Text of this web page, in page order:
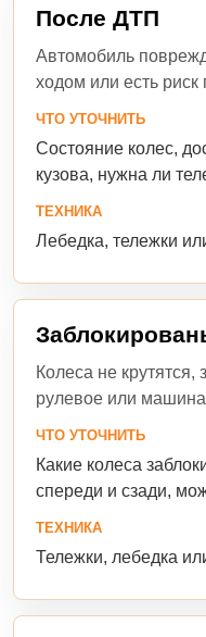
После ДТП
Автомобиль
ходом или есть
ЧТО УТОЧНИТЬ
Состояние колес,
кузова, нужна ли
ТЕХНИКА
Лебедка, тележки
Колеса не крутятся,
рулевое или
ЧТО УТОЧНИТЬ
Какие колеса
спереди и сзади,
ТЕХНИКА
Тележки, лебедка